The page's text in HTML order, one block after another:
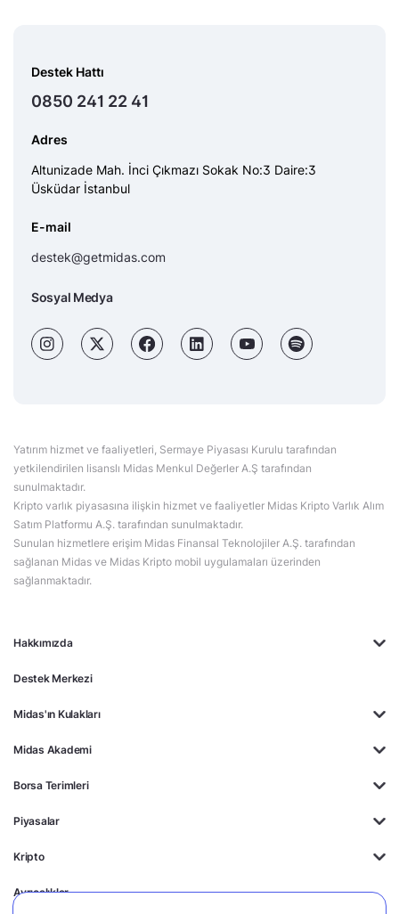
Hakkımızda
Destek Merkezi
Midas'ın Kulakları
Midas Akademi
Borsa Terimleri
Piyasalar
Kripto
Ayrıcalıklar
Destek Hattı
0850 241 22 41
Adres
Altunizade Mah. İnci Çıkmazı Sokak No:3 Daire:3
Üsküdar İstanbul
E-mail
destek@getmidas.com
Sosyal Medya
Yatırım hizmet ve faaliyetleri, Sermaye Piyasası Kurulu tarafından
yetkilendirilen lisanslı Midas Menkul Değerler A.Ş tarafından
sunulmaktadır.
Kripto varlık piyasasına ilişkin hizmet ve faaliyetler Midas Kripto Varlık Alım
Satım Platformu A.Ş. tarafından sunulmaktadır.
Sunulan hizmetlere erişim Midas Finansal Teknolojiler A.Ş. tarafından
sağlanan Midas ve Midas Kripto mobil uygulamaları üzerinden
sağlanmaktadır.